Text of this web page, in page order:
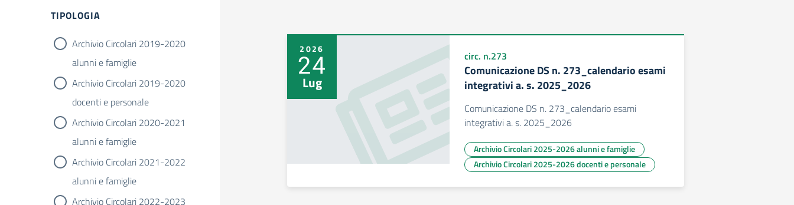
TIPOLOGIA
Archivio Circolari 2019-2020
alunni e famiglie
Archivio Circolari 2019-2020
docenti e personale
Archivio Circolari 2020-2021
alunni e famiglie
Archivio Circolari 2021-2022
alunni e famiglie
Archivio Circolari 2022-2023
2026
24
Lug
circ. n.273
Comunicazione DS n. 273_calendario esami
integrativi a. s. 2025_2026
Comunicazione DS n. 273_calendario esami
integrativi a. s. 2025_2026
Archivio Circolari 2025-2026 alunni e famiglie
Archivio Circolari 2025-2026 docenti e personale